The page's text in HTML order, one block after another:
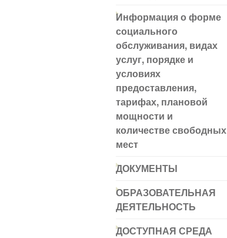
Информация о форме
социального
обслуживания, видах
услуг, порядке и
условиях
предоставления,
тарифах, плановой
мощности и
количестве свободных
мест
ДОКУМЕНТЫ
ОБРАЗОВАТЕЛЬНАЯ
ДЕЯТЕЛЬНОСТЬ
ДОСТУПНАЯ СРЕДА